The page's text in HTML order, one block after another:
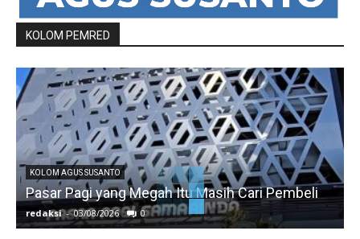
KOLOM PEMRED
KOLOM AGUS SUSANTO
Pasar Pagi yang Megah Itu Masih Cari Pembeli
redaksi - 03/08/2026 0